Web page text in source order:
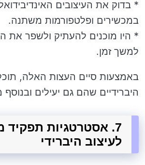
* בדוק את העיצובים
במכשירים ופלטפורמות משתנה.
* היו מוכנים להעתיק ולשפר את
למשך זמן.
באמצעות סיים העצות האלה, תוכל
היברידיים שהם גם יעילים ובנוסף
7. אסטרטגיות תפקיד
לעיצוב היברידי